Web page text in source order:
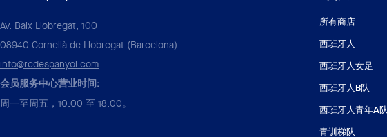
Av. Baix Llobregat, 100
08940 Cornellà de Llobregat (Barcelona)
info@rcdespanyol.com
会员服务中心营业时间:
周一至周五，10:00 至 18:00。
所有商店
西班牙人
西班牙人女足
西班牙人B队
西班牙人青年A队
青训梯队